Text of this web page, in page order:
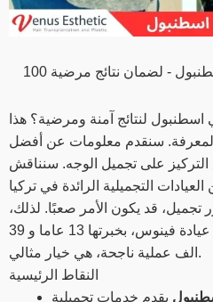
لنتائج آمنة ومرضية؟ هذا
لمعرفة. سنقدم معلومات عن أفضل
على تجميل الوجه. سنناقش
قد يكون الأمر صعبًا. لذلك،
سنقدم لكم معلومات دقيقة. عيادة فينوس، بخبرتها 13 عاما و 39
الف عملية ناجحة، هي خيار مثالي.
النقاط الرئيسية
يقدم خدمات تجميلية